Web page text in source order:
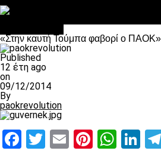
«Στην καυτή Τούμπα φαβορί ο ΠΑΟΚ»
Published
12 έτη ago
on
09/12/2014
By
paokrevolution
Facebook
Twitter
Email